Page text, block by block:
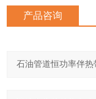
产品咨询